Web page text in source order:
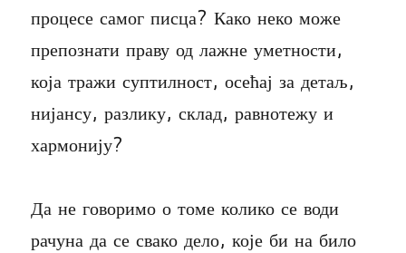
процесе самог писца? Како неко може
препознати праву од лажне уметности,
која тражи суптилност, осећај за детаљ,
нијансу, разлику, склад, равнотежу и
хармонију?
Да не говоримо о томе колико се води
рачуна да се свако дело, које би на било